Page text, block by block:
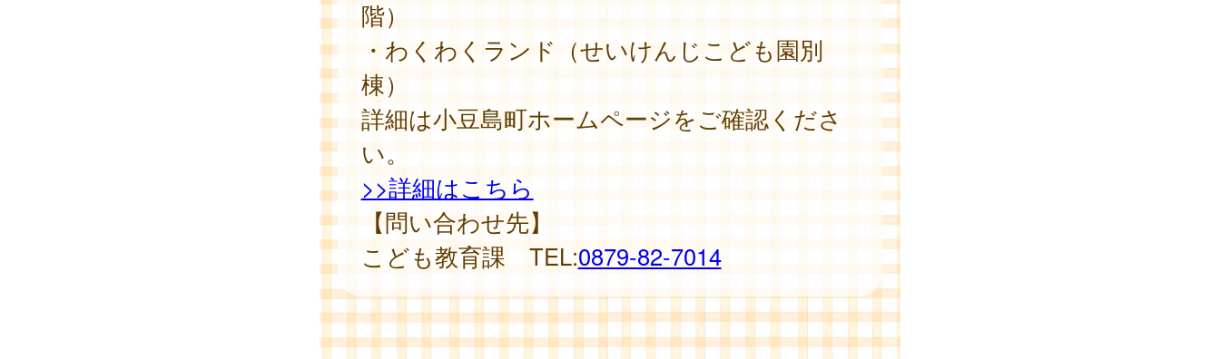
階）
・わくわくランド（せいけんじこども園別
棟）
詳細は小豆島町ホームページをご確認くださ
い。
>>詳細はこちら
【問い合わせ先】
こども教育課 TEL:0879-82-7014